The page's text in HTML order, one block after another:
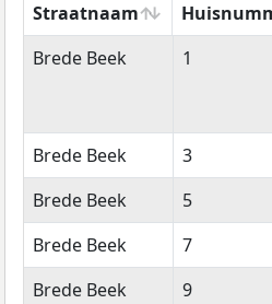
Straatnaam
Straatnaam
Brede Beek 1
Brede Beek 3
Brede Beek
5
Brede Beek
7
Brede Beek
9